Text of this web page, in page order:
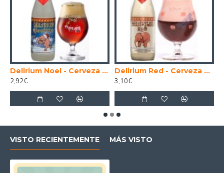
Delirium Noel - Cerveza Belga Temporada Navidad 33 cl.
2,92€
Delirium Red - Cerveza Belga Lambic 33 cl.
3,10€
VISTO RECIENTEMENTE MÁS VISTO